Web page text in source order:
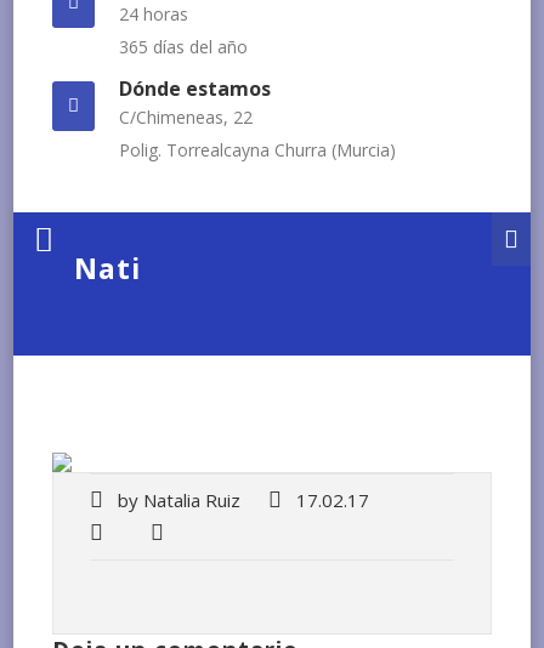
24 horas
365 días del año
Dónde estamos
C/Chimeneas, 22
Polig. Torrealcayna Churra (Murcia)
Nati
by Natalia Ruiz 17.02.17